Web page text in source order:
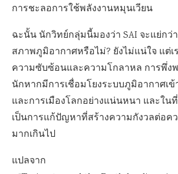
การชะลอการใช้พลังงานหมุนเวียน
ฉะนั้น นักวิทย์กลุ่มนี้มองว่า SAI จะแย่กว่
สภาพภูมิอากาศหรือไม่? ยังไม่แน่ใจ แต่เ
ความซับซ้อนและความโกลาหล การพึ่ง
นักหากมีการเชื่อมโยงระบบภูมิอากาศเข้
และการเมืองโลกอย่างแน่นหนา และใน
เป็นการแก้ปัญหาที่สร้างความกังวลต่อค
มากเกินไป
แปลจาก